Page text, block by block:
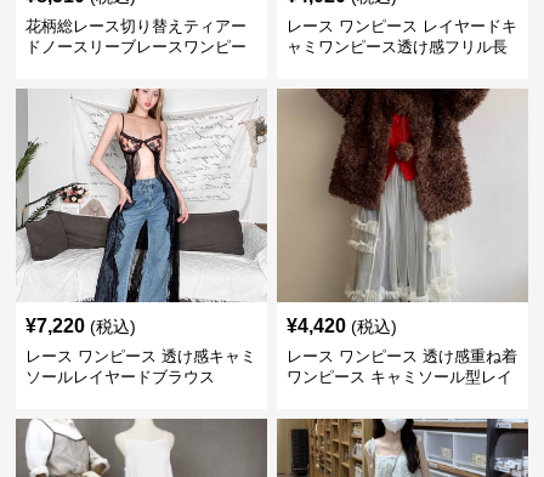
花柄総レース切り替えティアー
ドノースリーブレースワンピー
レース ワンピース レイヤードキ
ャミワンピース透け感フリル長
¥7,220 (税込)
レース ワンピース 透け感キャミ
ソールレイヤードブラウス
¥4,420 (税込)
レース ワンピース 透け感重ね着
ワンピース キャミソール型レイ